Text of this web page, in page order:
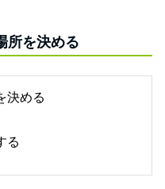
所を決める
決める
る